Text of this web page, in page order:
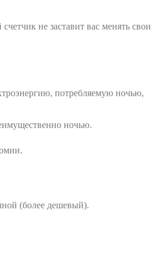
не заставит вас менять свои
потребляемую ночью,
ночью.
(более дешевый).